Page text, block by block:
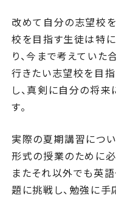
改めて自分の志望校
校を目指す生徒は特
り、今まで考えていた
行きたい志望校を目
し、真剣に自分の将
す。
実際の夏期講習につい
形式の授業のために
またそれ以外でも英
題に挑戦し、勉強に手